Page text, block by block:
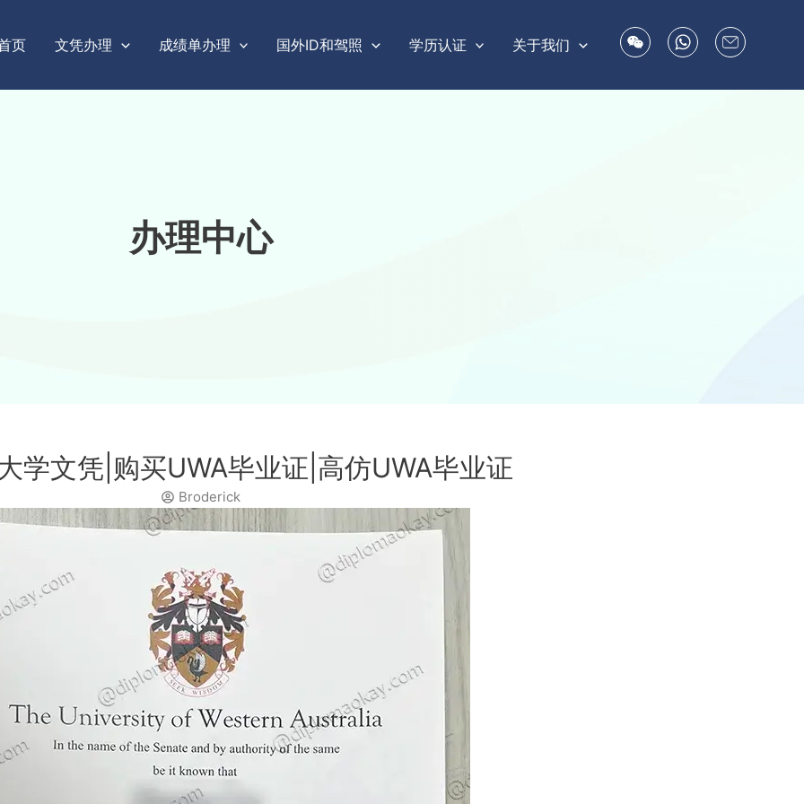
页 文凭办理 成绩单办理 国外ID和驾照 学历认证 关于我们
办理中心
学文凭|购买UWA毕业证|高仿UWA毕业证
Broderick